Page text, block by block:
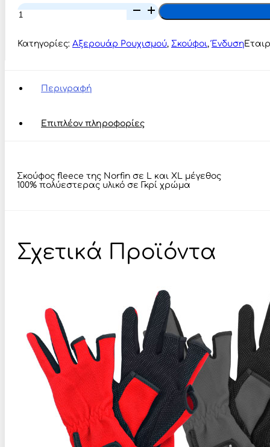
Norfin
Σκούφος
gray
ποσότητα
Κατηγορίες: Αξερουάρ Ρουχισμού, Σκούφοι,Ένδυση
Περιγραφή
Επιπλέον πληροφορίες
Σκούφος fleece της Norfin σε L και XL μέγεθος
100% πολύεστερας υλικό σε Γκρί χρώμα
Σχετικά Προϊόντα